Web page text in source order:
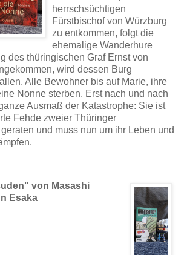
herrschsüchtigen
Fürstbischof von Würzburg
zu entkommen, folgt die
ehemalige Wanderhure
des thüringischen Graf Ernst von
wird dessen Burg
Alle Bewohner bis auf Marie, ihre
Nonne sterben. Erst nach und nach
Ausmaß der Katastrophe: Sie ist
Fehde zweier Thüringer
und muss nun um ihr Leben und
von Masashi
Esaka